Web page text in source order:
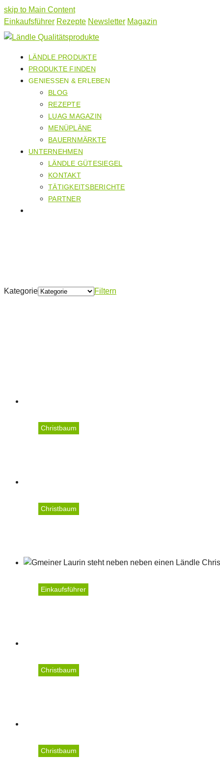
skip to Main Content
Einkaufsführer Rezepte Newsletter Magazin
LÄNDLE PRODUKTE
PRODUKTE FINDEN
GENIESSEN & ERLEBEN
BLOG
REZEPTE
LUAG MAGAZIN
MENÜPLÄNE
BAUERNMÄRKTE
UNTERNEHMEN
LÄNDLE GÜTESIEGEL
KONTAKT
TÄTIGKEITSBERICHTE
PARTNER
Kategorie Filtern
Christbaum
Christbaum
Einkaufsführer
Christbaum
Christbaum